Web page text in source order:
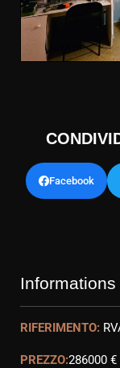
Facebook
Informations
RIFERIMENTO:
PREZZO:286000 €